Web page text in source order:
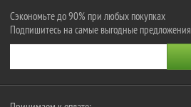
Сэкономьте до 90% при любых покупках
Подпишитесь на самые выгодные предложения